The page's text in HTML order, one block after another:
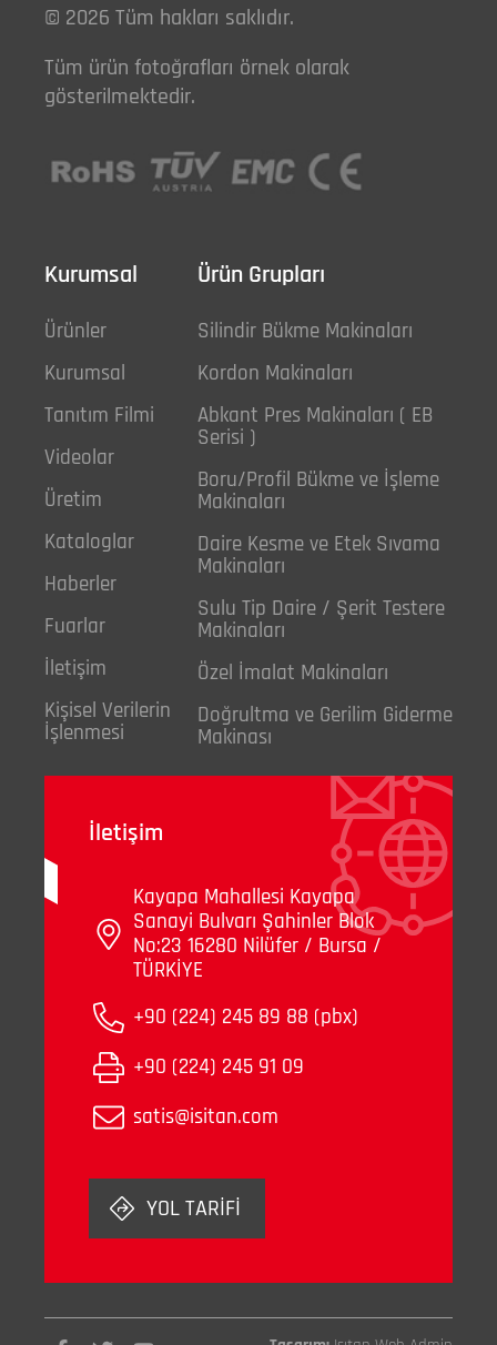
© 2026 Tüm hakları saklıdır.
Tüm ürün fotoğrafları örnek olarak
gösterilmektedir.
Kurumsal
Ürünler
Kurumsal
Tanıtım Filmi
Videolar
Üretim
Kataloglar
Haberler
Fuarlar
İletişim
Kişisel Verilerin
İşlenmesi
Ürün Grupları
Silindir Bükme Makinaları
Kordon Makinaları
Abkant Pres Makinaları ( EB
Serisi )
Boru/Profil Bükme ve İşleme
Makinaları
Daire Kesme ve Etek Sıvama
Makinaları
Sulu Tip Daire / Şerit Testere
Makinaları
Özel İmalat Makinaları
Doğrultma ve Gerilim Giderme
Makinası
İletişim
Kayapa Mahallesi Kayapa
Sanayi Bulvarı Şahinler Blok
No:23 16280 Nilüfer / Bursa /
TÜRKİYE
+90 (224) 245 89 88 (pbx)
+90 (224) 245 91 09
satis@isitan.com
YOL TARİFİ